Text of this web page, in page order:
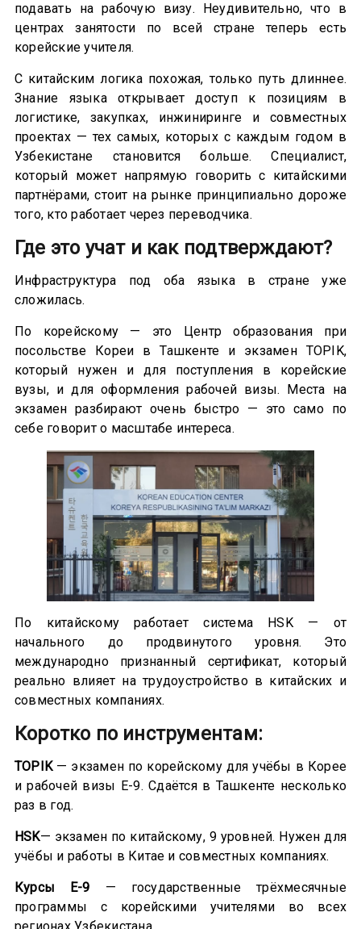
подавать на рабочую визу. Неудивительно, что в
центрах занятости по всей стране теперь есть
корейские учителя.
С китайским логика похожая, только путь длиннее.
Знание языка открывает доступ к позициям в
логистике, закупках, инжиниринге и совместных
проектах — тех самых, которых с каждым годом в
Узбекистане становится больше. Специалист,
который может напрямую говорить с китайскими
партнёрами, стоит на рынке принципиально дороже
того, кто работает через переводчика.
Где это учат и как подтверждают?
Инфраструктура под оба языка в стране уже
сложилась.
По корейскому — это Центр образования при
посольстве Кореи в Ташкенте и экзамен TOPIK,
который нужен и для поступления в корейские
вузы, и для оформления рабочей визы. Места на
экзамен разбирают очень быстро — это само по
себе говорит о масштабе интереса.
По китайскому работает система HSK — от
начального до продвинутого уровня. Это
международно признанный сертификат, который
реально влияет на трудоустройство в китайских и
совместных компаниях.
Коротко по инструментам:
TOPIK — экзамен по корейскому для учёбы в Корее
и рабочей визы E-9. Сдаётся в Ташкенте несколько
раз в год.
HSK— экзамен по китайскому, 9 уровней. Нужен для
учёбы и работы в Китае и совместных компаниях.
Курсы E-9 — государственные трёхмесячные
программы с корейскими учителями во всех